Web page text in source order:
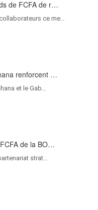
de FCFA de r…
ce me…
renforcent …
et le Gab…
de la BO…
strat…